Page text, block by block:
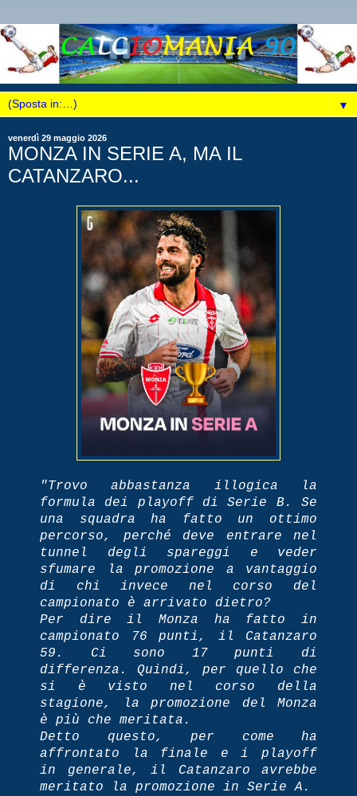
▼
venerdì 29 maggio 2026
MONZA IN SERIE A, MA IL
CATANZARO...
"Trovo abbastanza illogica la
formula dei playoff di Serie B. Se
una squadra ha fatto un ottimo
percorso, perché deve entrare nel
tunnel degli spareggi e veder
sfumare la promozione a vantaggio
di chi invece nel corso del
campionato è arrivato dietro?
Per dire il Monza ha fatto in
campionato 76 punti, il Catanzaro
59. Ci sono 17 punti di
differenza. Quindi, per quello che
si è visto nel corso della
stagione, la promozione del Monza
è più che meritata.
Detto questo, per come ha
affrontato la finale e i playoff
in generale, il Catanzaro avrebbe
meritato la promozione in Serie A.